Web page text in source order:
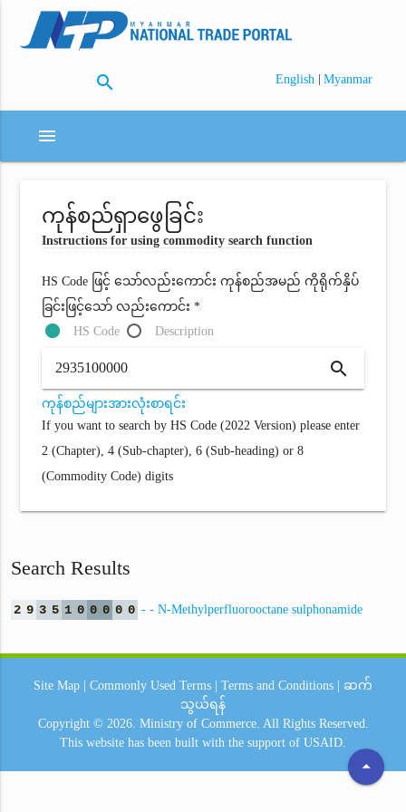
search English | Myanmar
menu
ကုန်စည်ရှာဖွေခြင်း
Instructions for using commodity search function
HS Code ဖြင့် သော်လည်းကောင်း ကုန်စည်အမည် ကိုရိုက်နှိပ်
ခြင်းဖြင့်သော် လည်းကောင်း *
HS Code
Description
search
ကုန်စည်များအားလုံးစာရင်း
If you want to search by HS Code (2022 Version) please enter
2 (Chapter), 4 (Sub-chapter), 6 (Sub-heading) or 8
(Commodity Code) digits
Search Results
2 9 3 5 1 0 0 0 0 0 - - N-Methylperfluorooctane sulphonamide
arrow_drop_up
Site Map Commonly Used Terms Terms and Conditions
ဆက်
သွယ်ရန်
Copyright © 2026. Ministry of Commerce. All Rights Reserved.
This website has been built with the support of USAID.